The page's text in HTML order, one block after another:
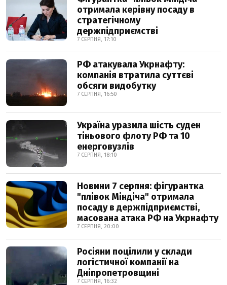
отримала керівну посаду в
стратегічному
держпідприємстві
7 СЕРПНЯ, 17:10
РФ атакувала Укрнафту:
компанія втратила суттєві
обсяги видобутку
7 СЕРПНЯ, 16:50
Україна уразила шість суден
тіньового флоту РФ та 10
енерговузлів
7 СЕРПНЯ, 18:10
Новини 7 серпня: фігурантка
"плівок Міндіча" отримала
посаду в держпідприємстві,
масована атака РФ на Укрнафту
7 СЕРПНЯ, 20:00
Росіяни поцілили у склади
логістичної компанії на
Дніпропетровщині
7 СЕРПНЯ, 16:32